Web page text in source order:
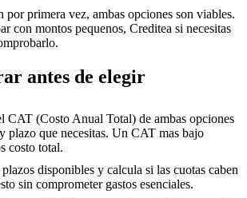
por primera vez, ambas opciones son viables.
con montos pequenos, Creditea si necesitas
antes de elegir
CAT (Costo Anual Total) de ambas opciones
plazo que necesitas. Un CAT mas bajo
costo total.
disponibles y calcula si las cuotas caben
sin comprometer gastos esenciales.